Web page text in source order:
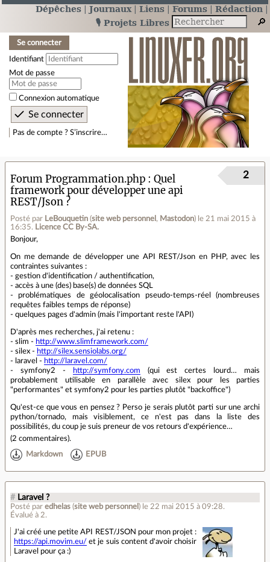
Dépêches Journaux Liens Forums
Rédaction
🎙️ Projets Libres
Se connecter
Identifiant
Mot de passe
Connexion automatique
Pas de compte ? S’inscrire…
Forum Programmation.php
Quel
framework pour développer une api
REST/Json ?
Posté par LeBouquetin (site web personnel , Mastodon) le 21 mai 2015 à
16:35. Licence CC By‑SA.
2
Bonjour,
On me demande de développer une API REST/Json en PHP, avec les
contraintes suivantes :
- gestion d'identification / authentification,
- accès à une (des) base(s) de données SQL
- problématiques de géolocalisation pseudo-temps-réel (nombreuses
requêtes faibles temps de réponse)
- quelques pages d'admin (mais l'important reste l'API)
D'après mes recherches, j'ai retenu :
- slim - http://www.slimframework.com/
- silex - http://silex.sensiolabs.org/
- laravel - http://laravel.com/
- symfony2 -
http://symfony.com (qui est certes lourd… mais
probablement utilisable en parallèle avec silex pour les parties
"performantes" et symfony2 pour les parties plutôt "backoffice")
Qu'est-ce que vous en pensez ? Perso je serais plutôt parti sur une archi
python/tornado, mais visiblement, ce n'est pas dans la liste des
possibilités, du coup je suis preneur de vos retours d'expérience…
(2 commentaires).
Markdown EPUB
# Laravel ?
Posté par edhelas (site web personnel ) le 22 mai 2015 à 09:28.
Évalué à 2.
J'ai créé une petite API REST/JSON pour mon projet :
https://api.movim.eu/ et je suis content d'avoir choisir
Laravel pour ça :)